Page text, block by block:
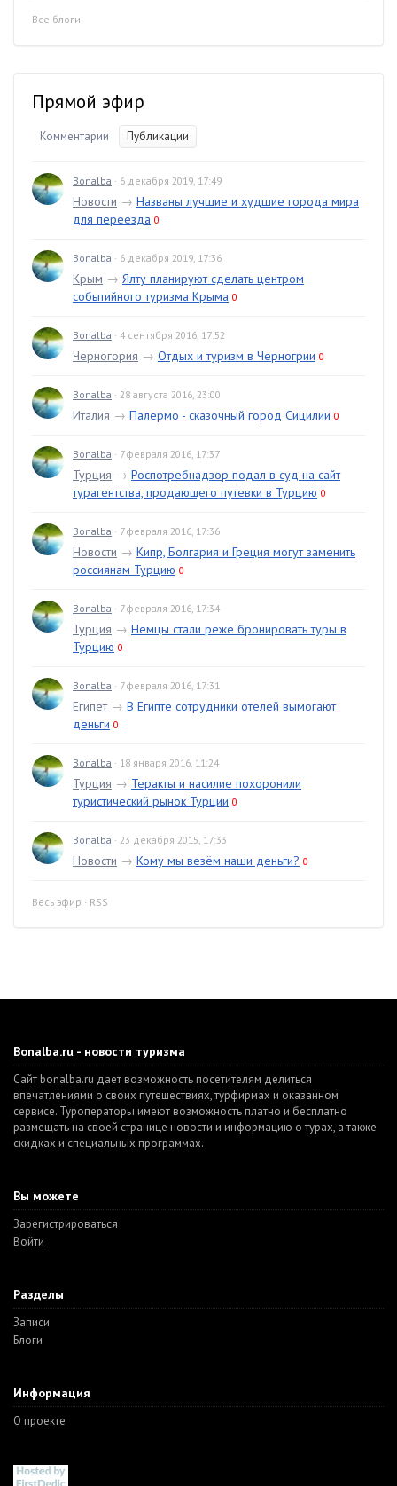
Все блоги
Прямой эфир
Комментарии Публикации
Bonalba · 6 декабря 2019, 17:49
Новости → Названы лучшие и худшие города мира
для переезда 0
Bonalba · 6 декабря 2019, 17:36
Крым → Ялту планируют сделать центром
событийного туризма Крыма 0
Bonalba · 4 сентября 2016, 17:52
Черногория → Отдых и туризм в Черногрии 0
Bonalba · 28 августа 2016, 23:00
Италия → Палермо - сказочный город Сицилии 0
Bonalba · 7 февраля 2016, 17:37
Турция → Роспотребнадзор подал в суд на сайт
турагентства, продающего путевки в Турцию 0
Bonalba · 7 февраля 2016, 17:36
Новости → Кипр, Болгария и Греция могут заменить
россиянам Турцию 0
Bonalba · 7 февраля 2016, 17:34
Турция → Немцы стали реже бронировать туры в
Турцию 0
Bonalba · 7 февраля 2016, 17:31
Египет→ В Египте сотрудники отелей вымогают
деньги 0
Bonalba · 18 января 2016, 11:24
Турция → Теракты и насилие похоронили
туристический рынок Турции 0
Bonalba · 23 декабря 2015, 17:33
Новости → Кому мы везём наши деньги? 0
Весь эфир · RSS
Bonalba.ru - новости туризма
Сайт bonalba.ru дает возможность посетителям делиться
впечатлениями о своих путешествиях, турфирмах и оказанном
сервисе. Туроператоры имеют возможность платно и бесплатно
размещать на своей странице новости и информацию о турах, а также
скидках и специальных программах.
Вы можете
Зарегистрироваться
Войти
Разделы
Записи
Блоги
Информация
О проекте